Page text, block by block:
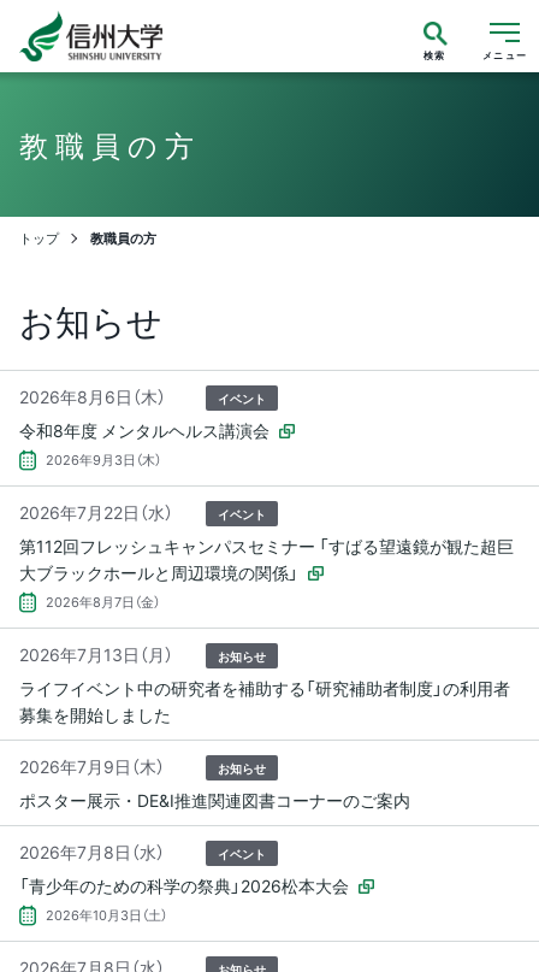
メニュー
検索
教職員の方
トップ 教職員の方
お知らせ
2026年8月6日（木） イベント
令和8年度 メンタルヘルス講演会
2026年9月3日（木）
2026年7月22日（水） イベント
第112回フレッシュキャンパスセミナー 「すばる望遠鏡が観た超巨
大ブラックホールと周辺環境の関係」
2026年8月7日（金）
2026年7月13日（月） お知らせ
ライフイベント中の研究者を補助する「研究補助者制度」の利用者
募集を開始しました
2026年7月9日（木） お知らせ
ポスター展示・DE&I推進関連図書コーナーのご案内
2026年7月8日（水） イベント
「青少年のための科学の祭典」2026松本大会
2026年10月3日（土）
2026年7月8日（水）